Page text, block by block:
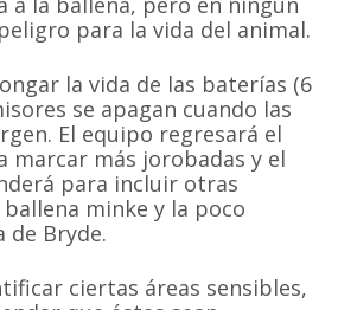
para la vida del animal.
la vida de las baterías (6
se apagan cuando las
El equipo regresará el
marcar más jorobadas y el
para incluir otras
minke y la poco
de Bryde.
ciertas áreas sensibles,